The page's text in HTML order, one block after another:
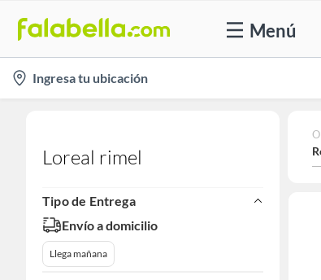
Menú
location-
icon
Ingresa tu ubicación
Loreal rimel
Tipo de Entrega
Envío a domicilio
Llega mañana